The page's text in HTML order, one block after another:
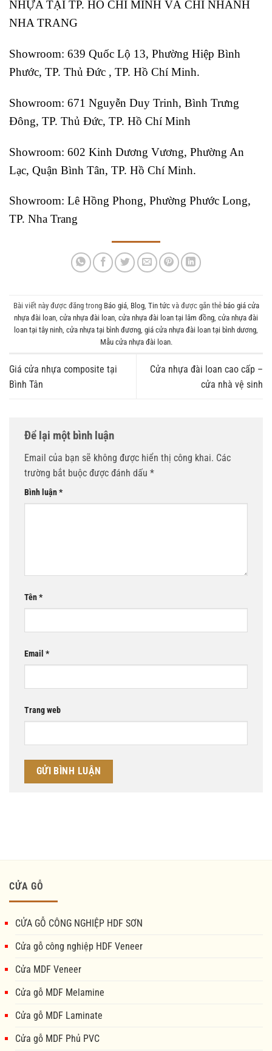
NHỰA TẠI TP. HỒ CHÍ MINH VÀ CHI NHÁNH
NHA TRANG
Showroom: 639 Quốc Lộ 13, Phường Hiệp Bình
Phước, TP. Thủ Đức , TP. Hồ Chí Minh.
Showroom: 671 Nguyễn Duy Trinh, Bình Trưng
Đông, TP. Thủ Đức, TP. Hồ Chí Minh
Showroom: 602 Kinh Dương Vương, Phường An
Lạc, Quận Bình Tân, TP. Hồ Chí Minh.
Showroom: Lê Hồng Phong, Phường Phước Long,
TP. Nha Trang
Bài viết này được đăng trong Báo giá, Blog, Tin tứcvà được gắn thẻ báo giá cửa
nhựa đài loan cửa nhựa đài loan cửa nhựa đài loan tại lâm đồng cửa nhựa đài
loan tại tây ninh cửa nhựa tại bình đương giá cửa nhựa đài loan tại bình dương
Mẫu cửa nhựa đài loan.
Giá cửa nhựa composite tại
Bình Tân
Cửa nhựa đài loan cao cấp –
cửa nhà vệ sinh
Để lại một bình luận
Email của bạn sẽ không được hiển thị công khai. Các
trường bắt buộc được đánh dấu *
Bình luận*
Tên*
Email *
Trang web
CỬA GỖ
CỬA GỖ CÔNG NGHIỆP HDF SƠN
Cửa gỗ công nghiệp HDF Veneer
Cửa MDF Veneer
Cửa gỗ MDF Melamine
Cửa gỗ MDF Laminate
Cửa gỗ MDF Phủ PVC